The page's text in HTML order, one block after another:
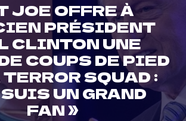
JOE OFFRE À
PRÉSIDENT
CLINTON UNE
COUPS DE PIED
SQUAD :
UN GRAND
FAN »